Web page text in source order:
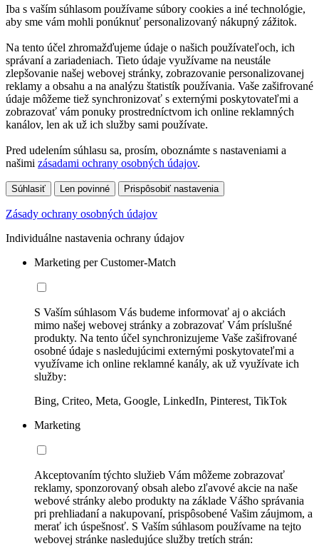
Iba s vaším súhlasom používame súbory cookies a iné technológie,
aby sme vám mohli ponúknuť personalizovaný nákupný zážitok.
Na tento účel zhromažďujeme údaje o našich používateľoch, ich
správaní a zariadeniach. Tieto údaje využívame na neustále
zlepšovanie našej webovej stránky, zobrazovanie personalizovanej
reklamy a obsahu a na analýzu štatistík používania. Vaše zašifrované
údaje môžeme tiež synchronizovať s externými poskytovateľmi a
zobrazovať vám ponuky prostredníctvom ich online reklamných
kanálov, len ak už ich služby sami používate.
Pred udelením súhlasu sa, prosím, oboznámte s nastaveniami a
našimi zásadami ochrany osobných údajov.
Súhlasiť Len povinné Prispôsobiť nastavenia
Zásady ochrany osobných údajov
Individuálne nastavenia ochrany údajov
Marketing per Customer-Match
S Vaším súhlasom Vás budeme informovať aj o akciách
mimo našej webovej stránky a zobrazovať Vám príslušné
produkty. Na tento účel synchronizujeme Vaše zašifrované
osobné údaje s nasledujúcimi externými poskytovateľmi a
využívame ich online reklamné kanály, ak už využívate ich
služby:
Bing, Criteo, Meta, Google, LinkedIn, Pinterest, TikTok
Marketing
Akceptovaním týchto služieb Vám môžeme zobrazovať
reklamy, sponzorovaný obsah alebo zľavové akcie na naše
webové stránky alebo produkty na základe Vášho správania
pri prehliadaní a nakupovaní, prispôsobené Vašim záujmom, a
merať ich úspešnosť. S Vaším súhlasom používame na tejto
webovej stránke nasledujúce služby tretích strán: